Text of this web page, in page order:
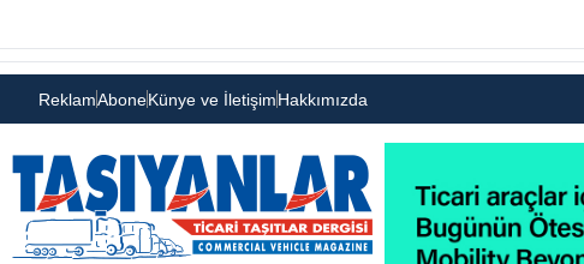
ReklamAboneKünye ve İletişimHakkımızda